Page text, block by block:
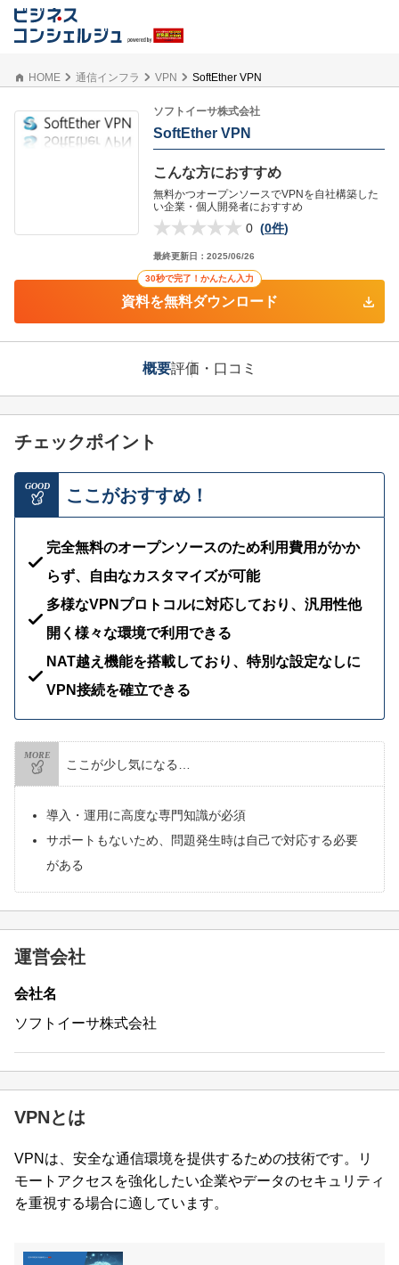
HOME 通信インフラ VPN SoftEther VPN
ソフトイーサ株式会社
SoftEther VPN
こんな方におすすめ
無料かつオープンソースでVPNを自社構築した
い企業・個人開発者におすすめ
0 (0件)
最終更新日： 2025/06/26
30秒で完了！かんたん入力
資料を無料ダウンロード
概要評価・口コミ
チェックポイント
GOOD ここがおすすめ！
完全無料のオープンソースのため利用費用がかか
らず、自由なカスタマイズが可能
多様なVPNプロトコルに対応しており、汎用性他
開く様々な環境で利用できる
NAT越え機能を搭載しており、特別な設定なしに
VPN接続を確立できる
MORE
ここが少し気になる…
導入・運用に高度な専門知識が必須
サポートもないため、問題発生時は自己で対応する必要
がある
運営会社
会社名
ソフトイーサ株式会社
VPNとは
VPNは、安全な通信環境を提供するための技術です。リ
モートアクセスを強化したい企業やデータのセキュリティ
を重視する場合に適しています。